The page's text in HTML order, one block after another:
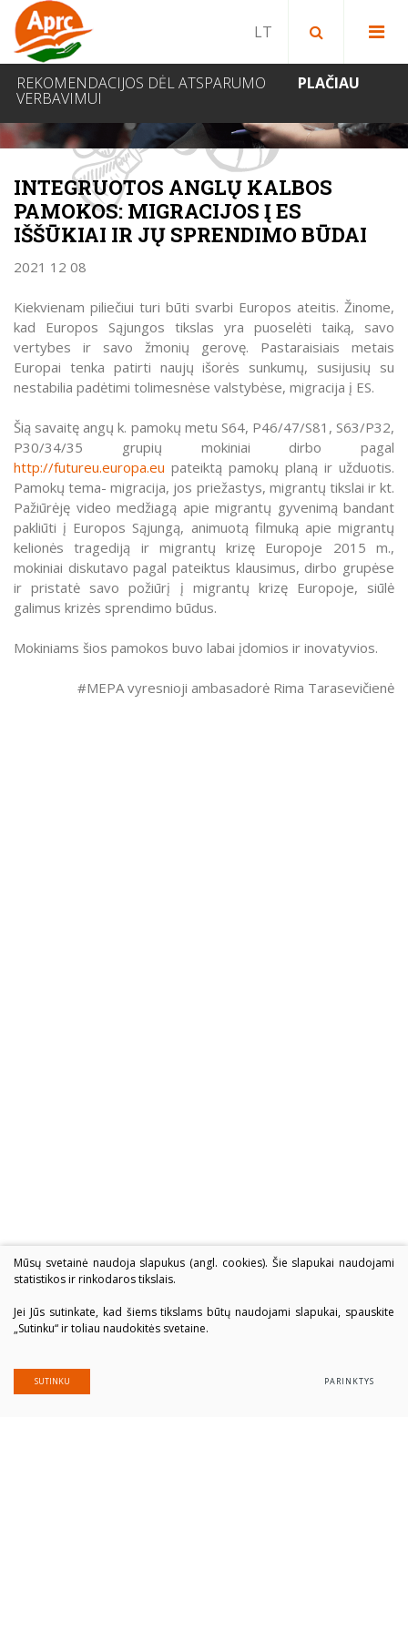
REKOMENDACIJOS DĖL ATSPARUMO
VERBAVIMUI
PLAČIAU
Paieška bibliotekoje
NAUJIENOS
INTEGRUOTOS ANGLŲ KALBOS
PAMOKOS: MIGRACIJOS Į ES
IŠŠŪKIAI IR JŲ SPRENDIMO BŪDAI
2021 12 08
Kiekvienam piliečiui turi būti svarbi Europos ateitis. Žinome,
kad Europos Sąjungos tikslas yra puoselėti taiką, savo
vertybes ir savo žmonių gerovę. Pastaraisiais metais
Europai tenka patirti naujų išorės sunkumų, susijusių su
nestabilia padėtimi tolimesnėse valstybėse, migracija į ES.
Šią savaitę angų k. pamokų metu S64, P46/47/S81, S63/P32,
P30/34/35 grupių mokiniai dirbo pagal
http://futureu.europa.eu pateiktą pamokų planą ir užduotis.
Pamokų tema- migracija, jos priežastys, migrantų tikslai ir kt.
Pažiūrėję video medžiagą apie migrantų gyvenimą bandant
pakliūti į Europos Sąjungą, animuotą filmuką apie migrantų
kelionės tragediją ir migrantų krizę Europoje 2015 m.,
mokiniai diskutavo pagal pateiktus klausimus, dirbo grupėse
ir pristatė savo požiūrį į migrantų krizę Europoje, siūlė
galimus krizės sprendimo būdus.
Mokiniams šios pamokos buvo labai įdomios ir inovatyvios.
#MEPA vyresnioji ambasadorė Rima Tarasevičienė
Mūsų svetainė naudoja slapukus (angl. cookies). Šie slapukai naudojami
statistikos ir rinkodaros tikslais.
Jei Jūs sutinkate, kad šiems tikslams būtų naudojami slapukai, spauskite
„Sutinku“ ir toliau naudokitės svetaine.
SUTINKU PARINKTYS